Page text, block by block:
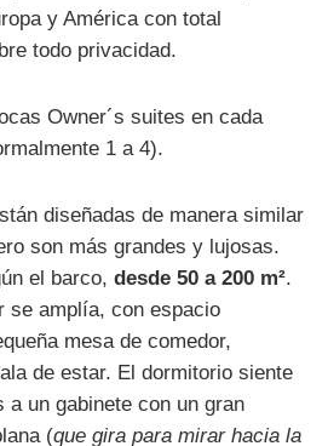
y América con total
todo privacidad.
Owner´s suites en cada
1 a 4).
diseñadas de manera similar
son más grandes y lujosas.
el barco, desde 50 a 200 m².
se amplía, con espacio
mesa de comedor,
de estar. El dormitorio siente
a un gabinete con un gran
(que gira para mirar hacia la